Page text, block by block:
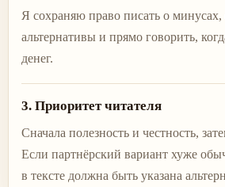
Я сохраняю право писать о минусах,
альтернативы и прямо говорить,
денег.
3. Приоритет читателя
Сначала полезность и честность,
Если партнёрский вариант хуже
в тексте должна быть указана